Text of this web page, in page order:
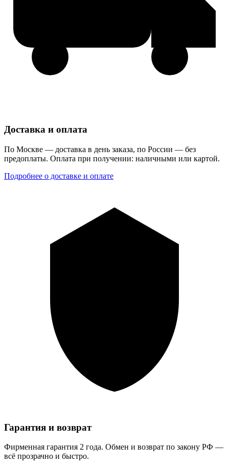
Доставка и оплата
По Москве — доставка в день заказа, по России — без
предоплаты. Оплата при получении: наличными или картой.
Подробнее о доставке и оплате
Гарантия и возврат
Фирменная гарантия 2 года. Обмен и возврат по закону РФ —
всё прозрачно и быстро.